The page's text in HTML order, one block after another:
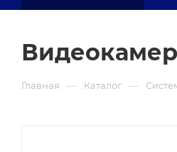
Главная — Каталог —